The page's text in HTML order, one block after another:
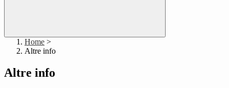
Home >
Altre info
Altre info